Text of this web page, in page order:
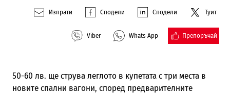
Изпрати Сподели Сподели Туит
Viber Whats App Препоръчай
50-60 лв. ще струва леглото в купетата с три места в
новите спални вагони, според предварителните